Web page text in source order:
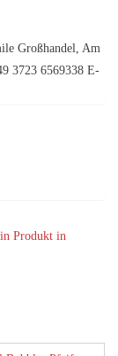
Großhandel, Am
3723 6569338 E-
Produkt in